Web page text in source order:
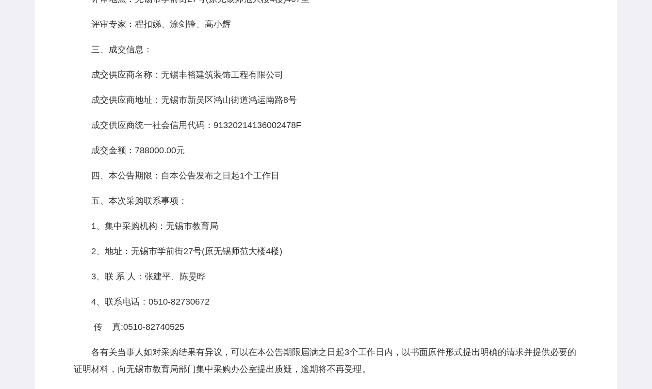
评审专家：程扣娣、涂剑锋、高小辉
三、成交信息：
成交供应商名称：无锡丰裕建筑装饰工程有限公司
成交供应商地址：无锡市新吴区鸿山街道鸿运南路8号
成交供应商统一社会信用代码：91320214136002478F
成交金额：788000.00元
四、本公告期限：自本公告发布之日起1个工作日
五、本次采购联系事项：
1、集中采购机构：无锡市教育局
2、地址：无锡市学前街27号(原无锡师范大楼4楼)
3、联 系 人：张建平、陈旻晔
4、联系电话：0510-82730672
传 真:0510-82740525
各有关当事人如对采购结果有异议，可以在本公告期限届满之日起3个工作日内，以书面原件形式提出明确的请求并提供必要的
证明材料，向无锡市教育局部门集中采购办公室提出质疑，逾期将不再受理。